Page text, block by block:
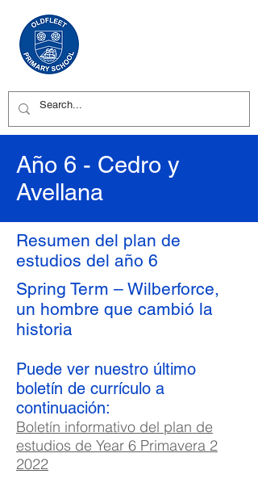
Año 6 - Cedro y
Avellana
Resumen del plan de
estudios del año 6
Spring Term – Wilberforce,
un hombre que cambió la
historia
Puede ver nuestro último
boletín de currículo a
continuación:
Boletín informativo del plan de
estudios de Year 6 Primavera 2
2022